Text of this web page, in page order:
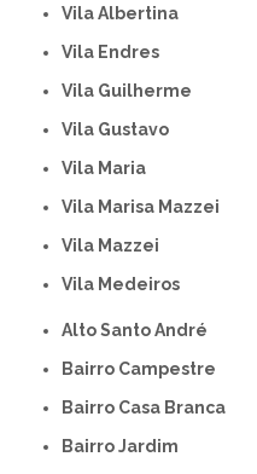
Vila Albertina
Vila Endres
Vila Guilherme
Vila Gustavo
Vila Maria
Vila Marisa Mazzei
Vila Mazzei
Vila Medeiros
Alto Santo André
Bairro Campestre
Bairro Casa Branca
Bairro Jardim